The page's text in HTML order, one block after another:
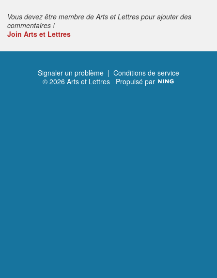
Vous devez être membre de Arts et Lettres pour ajouter des
commentaires !
Join Arts et Lettres
Signaler un problème | Conditions de service
© 2026 Arts et Lettres Propulsé par